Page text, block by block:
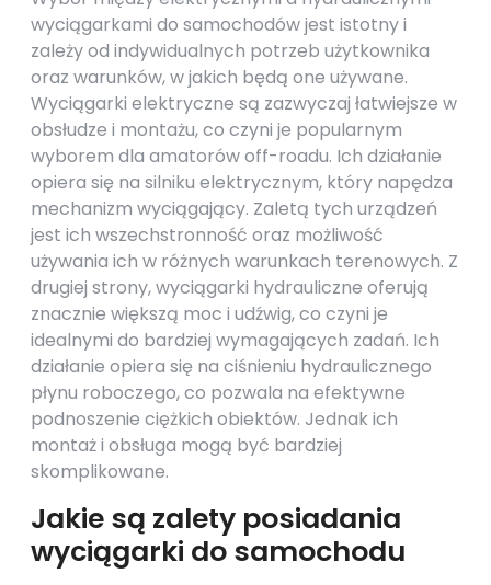
wyciągarkami do samochodów jest istotny i
zależy od indywidualnych potrzeb użytkownika
oraz warunków, w jakich będą one używane.
Wyciągarki elektryczne są zazwyczaj łatwiejsze w
obsłudze i montażu, co czyni je popularnym
wyborem dla amatorów off-roadu. Ich działanie
opiera się na silniku elektrycznym, który napędza
mechanizm wyciągający. Zaletą tych urządzeń
jest ich wszechstronność oraz możliwość
używania ich w różnych warunkach terenowych. Z
drugiej strony, wyciągarki hydrauliczne oferują
znacznie większą moc i udźwig, co czyni je
idealnymi do bardziej wymagających zadań. Ich
działanie opiera się na ciśnieniu hydraulicznego
płynu roboczego, co pozwala na efektywne
podnoszenie ciężkich obiektów. Jednak ich
montaż i obsługa mogą być bardziej
skomplikowane.
Jakie są zalety posiadania
wyciągarki do samochodu